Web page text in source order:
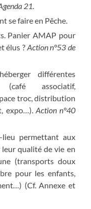
21.
se faire en Pêche.
Panier AMAP pour
élus ? Action n°53 de
différentes
(café associatif,
troc, distribution
expo…). Action n°40
permettant aux
leur qualité de vie en
(transports doux
pour les enfants,
(Cf. Annexe et